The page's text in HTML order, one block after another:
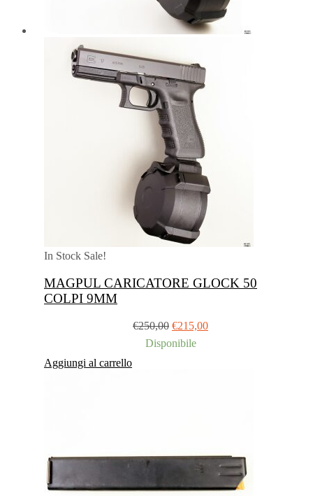
In Stock Sale!
MAGPUL CARICATORE GLOCK 50
COLPI 9MM
€250,00 Il
prezzo
€215,00Il
Disponibile
Aggiungi al carrello